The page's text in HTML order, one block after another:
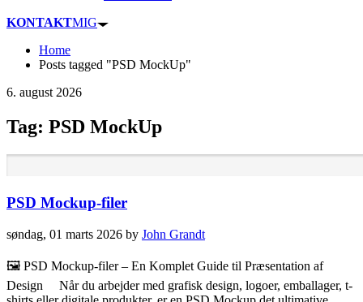
KONTAKTMIG
Home
Posts tagged "PSD MockUp"
6. august 2026
Tag: PSD MockUp
PSD Mockup-filer
søndag, 01 marts 2026 by John Grandt
🖼️ PSD Mockup-filer – En Komplet Guide til Præsentation af
Design Når du arbejder med grafisk design, logoer, emballager, t-